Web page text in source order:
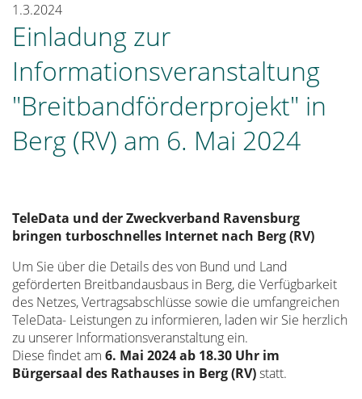
1.3.2024
Einladung zur
Informationsveranstaltung
"Breitbandförderprojekt" in
Berg (RV) am 6. Mai 2024
TeleData und der Zweckverband Ravensburg
bringen turboschnelles Internet nach Berg (RV)
Um Sie über die Details des von Bund und Land
geförderten Breitbandausbaus in Berg, die Verfügbarkeit
des Netzes, Vertragsabschlüsse sowie die umfangreichen
TeleData- Leistungen zu informieren, laden wir Sie herzlich
zu unserer Informationsveranstaltung ein.
Diese findet am 6. Mai 2024 ab 18.30 Uhr im
Bürgersaal des Rathauses in Berg (RV)statt.